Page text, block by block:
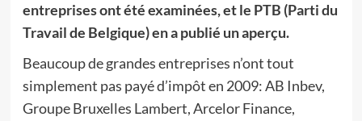
entreprises ont été examinées, et le PTB (Parti du
Travail de Belgique) en a publié un aperçu.
Beaucoup de grandes entreprises n’ont tout
simplement pas payé d’impôt en 2009: AB Inbev,
Groupe Bruxelles Lambert, Arcelor Finance,